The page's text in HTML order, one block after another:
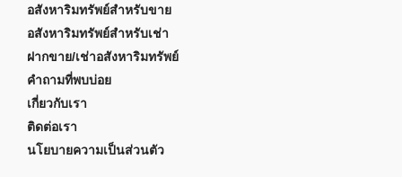
อสังหาริมทรัพย์สำหรับขาย
อสังหาริมทรัพย์สำหรับเช่า
ฝากขาย/เช่าอสังหาริมทรัพย์
คำถามที่พบบ่อย
เกี่ยวกับเรา
ติดต่อเรา
นโยบายความเป็นส่วนตัว